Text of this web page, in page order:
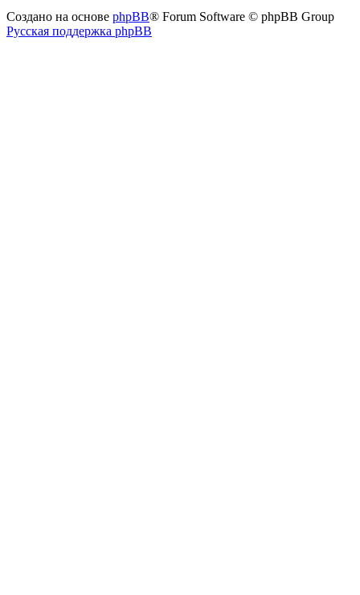
Создано на основе phpBB® Forum Software © phpBB Group
Русская поддержка phpBB